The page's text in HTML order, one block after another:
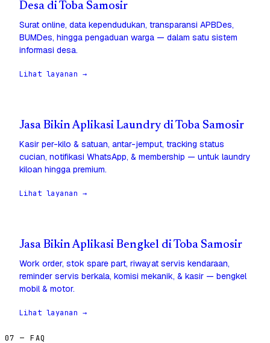
Desa di Toba Samosir
Surat online, data kependudukan, transparansi APBDes,
BUMDes, hingga pengaduan warga — dalam satu sistem
informasi desa.
Lihat layanan →
Jasa Bikin Aplikasi Laundry di Toba Samosir
Kasir per-kilo & satuan, antar-jemput, tracking status
cucian, notifikasi WhatsApp, & membership — untuk laundry
kiloan hingga premium.
Lihat layanan →
Jasa Bikin Aplikasi Bengkel di Toba Samosir
Work order, stok spare part, riwayat servis kendaraan,
reminder servis berkala, komisi mekanik, & kasir — bengkel
mobil & motor.
Lihat layanan →
07 — FAQ